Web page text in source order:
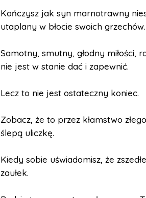
Kończysz jak syn marnotrawny
utaplany w błocie swoich grzechów.
Samotny, smutny, głodny miłości,
nie jest w stanie dać i zapewnić.
Lecz to nie jest ostateczny koniec.
Zobacz, że to przez kłamstwo
ślepą uliczkę.
Kiedy sobie uświadomisz, że
zaułek.